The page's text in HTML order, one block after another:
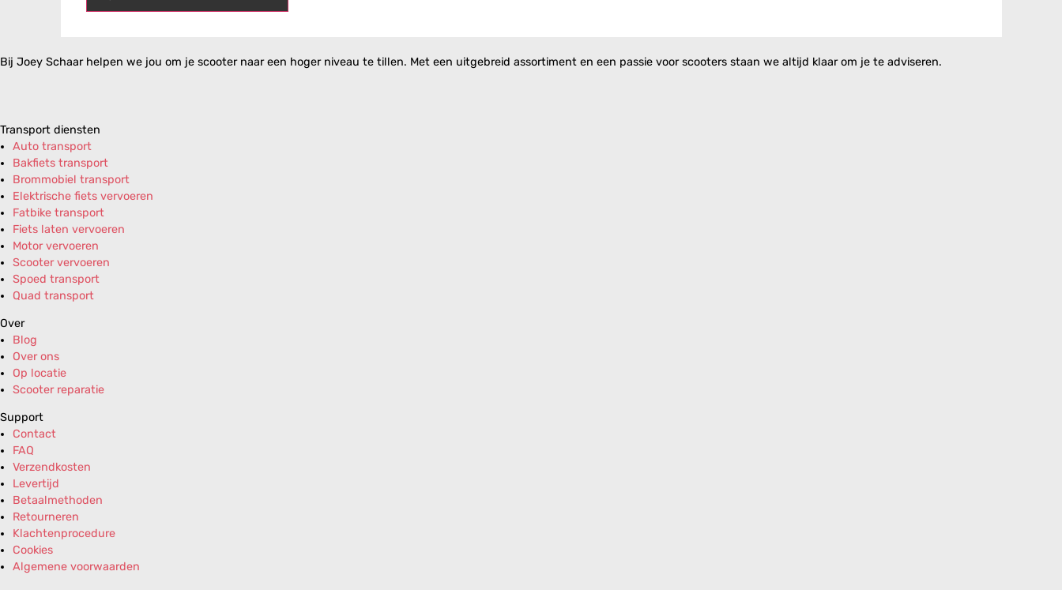
Bij Joey Schaar helpen we jou om je scooter naar een hoger niveau te tillen. Met een uitgebreid assortiment en een passie voor scooters staan we altijd klaar om je te adviseren.
Transport diensten
Auto transport
Bakfiets transport
Brommobiel transport
Elektrische fiets vervoeren
Fatbike transport
Fiets laten vervoeren
Motor vervoeren
Scooter vervoeren
Spoed transport
Quad transport
Over
Blog
Over ons
Op locatie
Scooter reparatie
Support
Contact
FAQ
Verzendkosten
Levertijd
Betaalmethoden
Retourneren
Klachtenprocedure
Cookies
Algemene voorwaarden